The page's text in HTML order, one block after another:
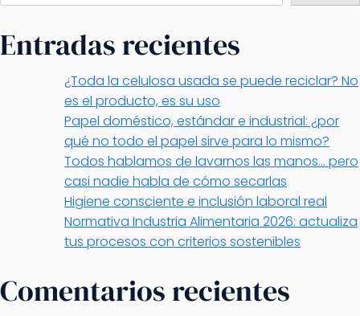
Entradas recientes
¿Toda la celulosa usada se puede reciclar? No
es el producto, es su uso
Papel doméstico, estándar e industrial: ¿por
qué no todo el papel sirve para lo mismo?
Todos hablamos de lavarnos las manos… pero
casi nadie habla de cómo secarlas
Higiene consciente e inclusión laboral real
Normativa Industria Alimentaria 2026: actualiza
tus procesos con criterios sostenibles
Comentarios recientes